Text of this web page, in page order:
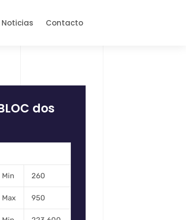
Noticias Contacto
dos
Min 260
Max 950